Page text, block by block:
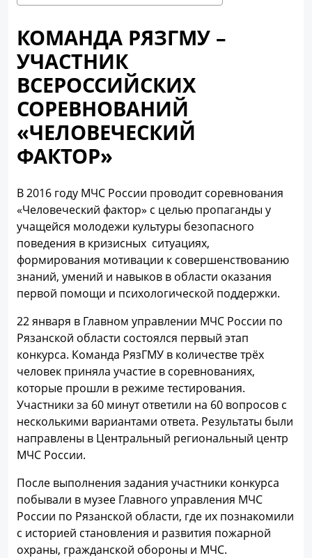
КОМАНДА РЯЗГМУ –
УЧАСТНИК
ВСЕРОССИЙСКИХ
СОРЕВНОВАНИЙ
«ЧЕЛОВЕЧЕСКИЙ
ФАКТОР»
В 2016 году МЧС России проводит соревнования
«Человеческий фактор» с целью пропаганды у
учащейся молодежи культуры безопасного
поведения в кризисных ситуациях,
формирования мотивации к совершенствованию
знаний, умений и навыков в области оказания
первой помощи и психологической поддержки.
22 января в Главном управлении МЧС России по
Рязанской области состоялся первый этап
конкурса. Команда РязГМУ в количестве трёх
человек приняла участие в соревнованиях,
которые прошли в режиме тестирования.
Участники за 60 минут ответили на 60 вопросов с
несколькими вариантами ответа. Результаты были
направлены в Центральный региональный центр
МЧС России.
После выполнения задания участники конкурса
побывали в музее Главного управления МЧС
России по Рязанской области, где их познакомили
с историей становления и развития пожарной
охраны, гражданской обороны и МЧС.